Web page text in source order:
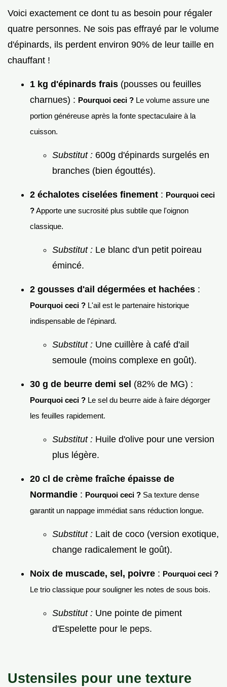
Voici exactement ce dont tu as besoin pour régaler
quatre personnes. Ne sois pas effrayé par le volume
d'épinards, ils perdent environ 90% de leur taille en
chauffant !
1 kg d'épinards frais (pousses ou feuilles
charnues) : Pourquoi ceci ? Le volume assure une
portion généreuse après la fonte spectaculaire à la
cuisson.
Substitut : 600g d'épinards surgelés en
branches (bien égouttés).
2 échalotes ciselées finement : Pourquoi ceci
?Apporte une sucrosité plus subtile que l'oignon
classique.
Substitut : Le blanc d'un petit poireau
émincé.
2 gousses d'ail dégermées et hachées :
Pourquoi ceci ? L'ail est le partenaire historique
indispensable de l'épinard.
Substitut : Une cuillère à café d'ail
semoule (moins complexe en goût).
30 g de beurre demi sel (82% de MG) :
Pourquoi ceci ? Le sel du beurre aide à faire dégorger
les feuilles rapidement.
Substitut : Huile d'olive pour une version
plus légère.
20 cl de crème fraîche épaisse de
Normandie : Pourquoi ceci ? Sa texture dense
garantit un nappage immédiat sans réduction longue.
Substitut : Lait de coco (version exotique,
change radicalement le goût).
Noix de muscade, sel, poivre : Pourquoi ceci ?
Le trio classique pour souligner les notes de sous bois.
Substitut : Une pointe de piment
d'Espelette pour le peps.
Ustensiles pour une texture